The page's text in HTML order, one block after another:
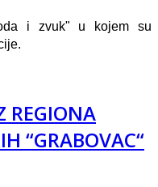
i zvuk" u kojem su
REGIONA
“GRABOVAC“